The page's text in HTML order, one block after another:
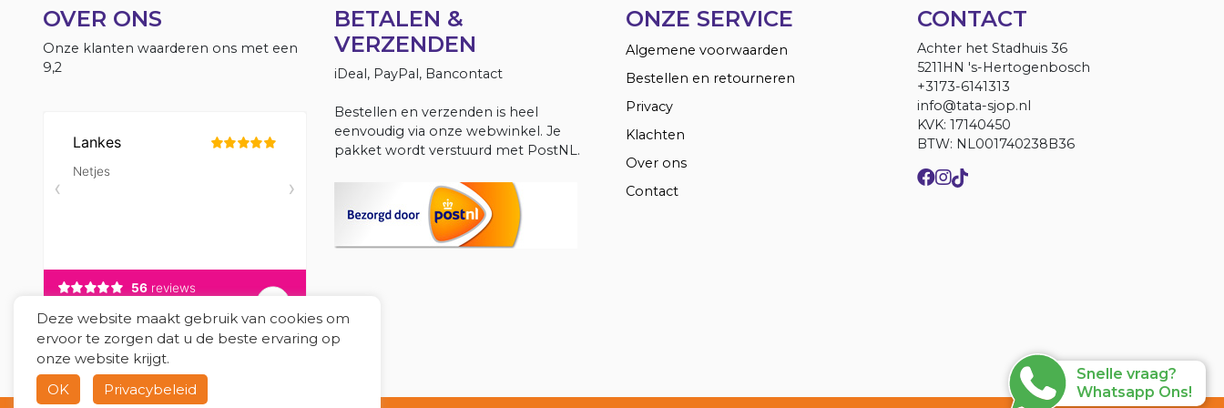
Deze website maakt gebruik van cookies om
ervoor te zorgen dat u de beste ervaring op
onze website krijgt.
OK
Privacybeleid
OVER ONS
Onze klanten waarderen ons met een
9,2
BETALEN &
VERZENDEN
iDeal, PayPal, Bancontact
Bestellen en verzenden is heel
eenvoudig via onze webwinkel. Je
pakket wordt verstuurd met PostNL.
ONZE SERVICE
Algemene voorwaarden
Bestellen en retourneren
Privacy
Klachten
Over ons
Contact
CONTACT
Achter het Stadhuis 36
5211HN 's-Hertogenbosch
+3173-6141313
info@tata-sjop.nl
KVK: 17140450
BTW: NL001740238B36
Snelle vraag?
Whatsapp Ons!